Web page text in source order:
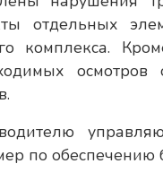
отдельных
комплекса.
осмотров
по обеспечению